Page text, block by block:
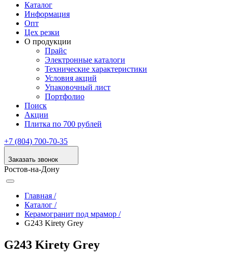
Каталог
Информация
Опт
Цех резки
О продукции
Прайс
Электронные каталоги
Технические характеристики
Условия акций
Упаковочный лист
Портфолио
Поиск
Акции
Плитка по 700 рублей
+7 (804) 700-70-35
Заказать звонок
Ростов-на-Дону
Главная /
Каталог /
Керамогранит под мрамор /
G243 Kirety Grey
G243 Kirety Grey